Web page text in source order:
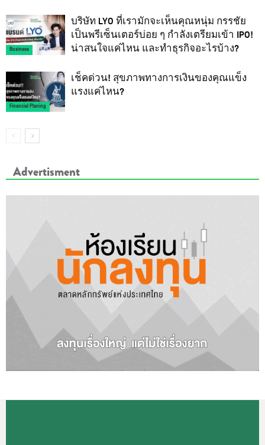
Business
บริษัท LYO ที่เรามักจะเห็นคุณหนุ่ม กรรชัย
เป็นพรีเซ็นเตอร์บ่อย ๆ กำลังเตรียมเข้า IPO!
น่าสนใจแค่ไหน และทำธุรกิจอะไรบ้าง?
Financial Planing
เช็คด่วน! สุขภาพทางการเงินของคุณแข็ง
แรงแค่ไหน?
Advertisment